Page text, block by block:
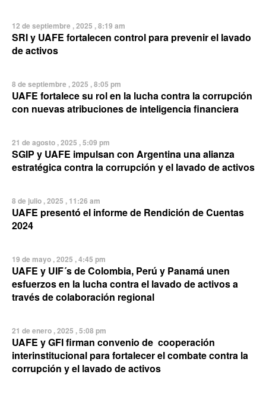
12 de septiembre , 2025 , 8:19 am
SRI y UAFE fortalecen control para prevenir el lavado
de activos
8 de septiembre , 2025 , 8:05 pm
UAFE fortalece su rol en la lucha contra la corrupción
con nuevas atribuciones de inteligencia financiera
21 de agosto , 2025 , 5:09 pm
SGIP y UAFE impulsan con Argentina una alianza
estratégica contra la corrupción y el lavado de activos
8 de julio , 2025 , 11:26 am
UAFE presentó el informe de Rendición de Cuentas
2024
19 de mayo , 2025 , 4:45 pm
UAFE y UIF´s de Colombia, Perú y Panamá unen
esfuerzos en la lucha contra el lavado de activos a
través de colaboración regional
21 de enero , 2025 , 5:08 pm
UAFE y GFI firman convenio de cooperación
interinstitucional para fortalecer el combate contra la
corrupción y el lavado de activos